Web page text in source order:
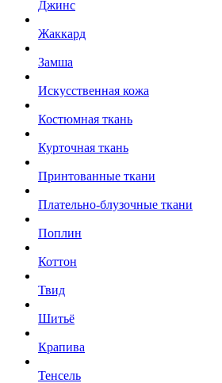
Джинс
Жаккард
Замша
Искусственная кожа
Костюмная ткань
Курточная ткань
Принтованные ткани
Плательно-блузочные ткани
Поплин
Коттон
Твид
Шитьё
Крапива
Тенсель